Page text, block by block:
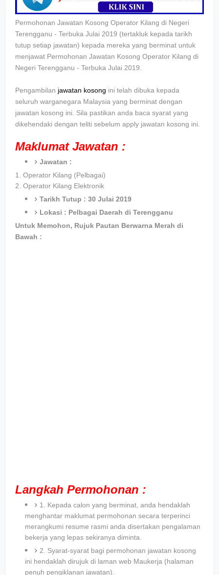
Permohonan Jawatan Kosong Operator Kilang di Negeri
Terengganu - Terbuka Julai 2019 (tertakluk kepada tarikh
tutup setiap jawatan) kepada mereka yang berminat untuk
menjawat Permohonan Jawatan Kosong Operator Kilang di
Negeri Terengganu - Terbuka Julai 2019.
Pengambilan jawatan kosong ini telah dibuka kepada
seluruh warganegara Malaysia yang berminat dengan
jawatan kosong ini. Sila pastikan anda baca syarat yang
dikehendaki dengan teliti sebelum apply jawatan kosong ini.
Maklumat Jawatan :
Jawatan :
1. Operator Kilang (Pelbagai)
2. Operator Kilang Elektronik
Tarikh Tutup : 30 Julai 2019
Lokasi : Pelbagai Daerah di Terengganu
Untuk Memohon, Rujuk Pautan Berwarna Merah di
Bawah :
Langkah Permohonan :
1. Kepada calon yang berminat, anda hendaklah
menghantar maklumat permohonan secara terperinci
merangkumi resume rasmi anda disertakan pengalaman
bekerja yang lepas sekiranya diminta.
2. Syarat-syarat bagi permohonan jawatan kosong
ini hendaklah dirujuk di laman web Maukerja (halaman
penuh pengiklanan jawatan).